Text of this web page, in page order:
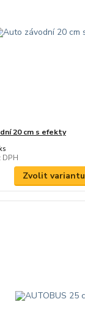
20 cm s efekty
DPH
Zvolit variantu